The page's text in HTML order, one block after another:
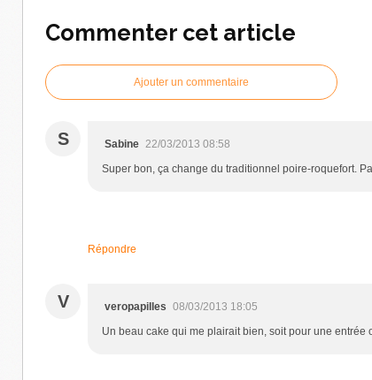
Commenter cet article
Ajouter un commentaire
S Sabine 22/03/2013 08:58
Super bon, ça change du traditionnel poire-roquefort.
Répondre
V veropapilles 08/03/2013 18:05
Un beau cake qui me plairait bien, soit pour une